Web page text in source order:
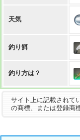
天気
釣り餌
釣り方は？
サイト上に記載されて
の商標、または登録商